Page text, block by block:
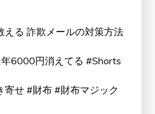
える 詐欺メールの対策方法
6000円消えてる #Shorts
寄せ #財布 #財布マジック